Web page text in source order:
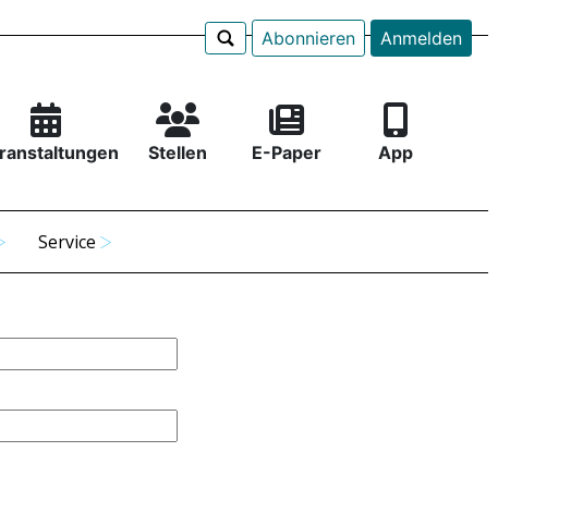
Abonnieren Anmelden
Stellen E-Paper App
Service